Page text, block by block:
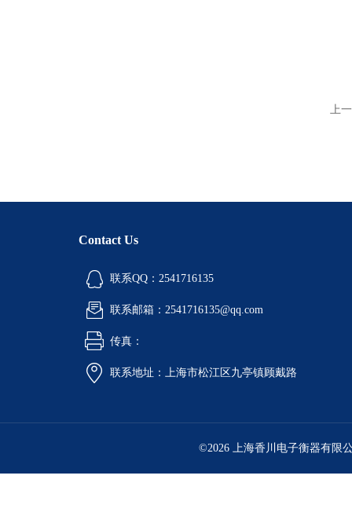
上
Contact Us
联系QQ：2541716135
联系邮箱：2541716135@qq.com
传真：
联系地址：上海市松江区九亭镇顾戴路
©2026 上海香川电子衡器有限